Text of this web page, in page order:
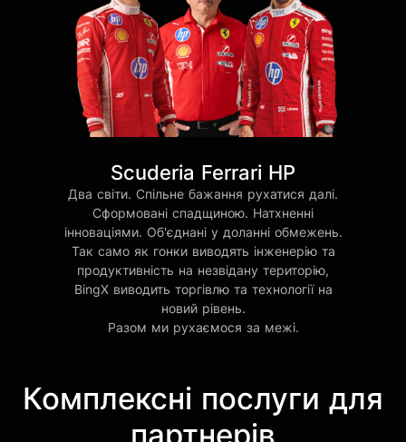
Scuderia Ferrari HP
Два світи. Спільне бажання рухатися далі.
Сформовані спадщиною. Натхненні
інноваціями. Об'єднані у доланні обмежень.
Так само як гонки виводять інженерію та
продуктивність на незвідану територію,
BingX виводить торгівлю та технології на
новий рівень.
Разом ми рухаємося за межі.
Комплексні послуги для
партнерів